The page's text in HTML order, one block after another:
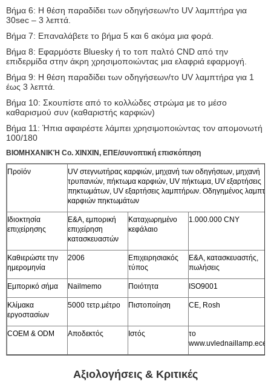
Βήμα 6: Η θέση παραδίδει των οδηγήσεων/το UV λαμπτήρα για
30sec – 3 λεπτά.
Βήμα 7: Επαναλάβετε το βήμα 5 και 6 ακόμα μια φορά.
Βήμα 8: Εφαρμόστε Bluesky ή το τοπ παλτό CND από την
επιδερμίδα στην άκρη χρησιμοποιώντας μια ελαφριά εφαρμογή.
Βήμα 9: Η θέση παραδίδει των οδηγήσεων/το UV λαμπτήρα για 1
έως 3 λεπτά.
Βήμα 10: Σκουπίστε από το κολλώδες στρώμα με το μέσο
καθαρισμού συν (καθαριστής καρφιών)
Βήμα 11: Ήπια αφαιρέστε λάμπει χρησιμοποιώντας τον απομονωτή
100/180
ΒΙΟΜΗΧΑΝΙΚΉ Co. XINXIN, ΕΠΕ/συνοπτική επισκόπηση
Προϊόν
UV στεγνωτήρας καρφιών, μηχανή των οδηγήσεων, μηχανή
τρυπανιών, πήκτωμα καρφιών, UV πήκτωμα, UV εξαρτήσεις
πηκτωμάτων, UV εξαρτήσεις λαμπτήρων. Οδηγημένος
καρφιών πηκτωμάτων
Ιδιοκτησία
επιχείρησης
Ε&Α, εμπορική
επιχείρηση
κατασκευαστών
Καταχωρημένο
κεφάλαιο
1.000.000 CNY
Καθιερώστε την
ημερομηνία
2006
Επιχειρησιακός
τύπος
Ε&Α, κατασκευαστής,
πωλήσεις
Εμπορικό σήμα Nailmemo Ποιότητα ISO9001
Κλίμακα
εργοστασίων
5000 τετρ.μέτρο Πιστοποίηση CE, Rosh
COEM & ODM Αποδεκτός Ιστός
το
Αξιολογήσεις & Κριτικές